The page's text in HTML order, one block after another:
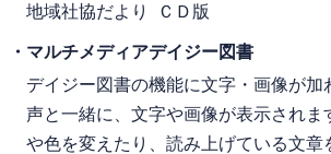
地域社協だより ＣＤ版
・マルチメディアデイジー図書
デイジー図書の機能に文字・画像が加
声と一緒に、文字や画像が表示されま
や色を変えたり、読み上げている文章